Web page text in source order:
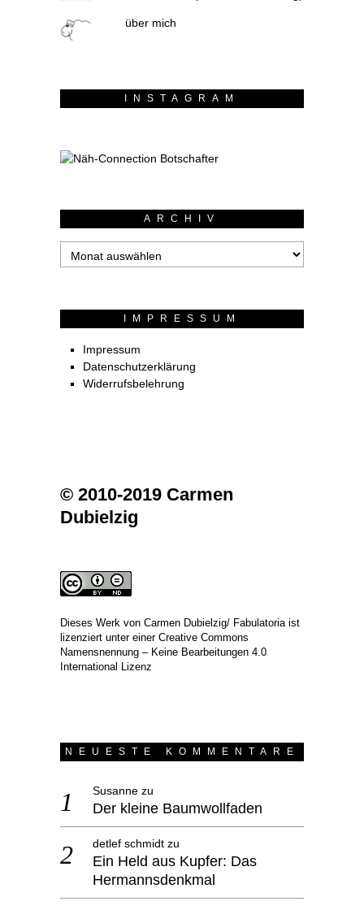
über mich
INSTAGRAM
ARCHIV
IMPRESSUM
Impressum
Datenschutzerklärung
Widerrufsbelehrung
© 2010-2019 Carmen
Dubielzig
Dieses Werk von Carmen Dubielzig/ Fabulatoriaist
lizenziert unter einer Creative Commons
Namensnennung – Keine Bearbeitungen 4.0
International Lizenz
NEUESTE KOMMENTARE
Susanne zu
Der kleine Baumwollfaden
detlef schmidt zu
Ein Held aus Kupfer: Das
Hermannsdenkmal